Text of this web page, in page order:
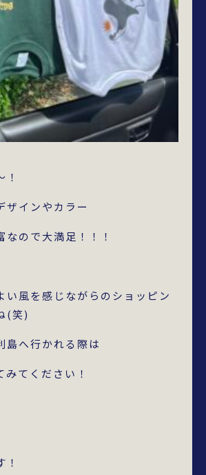
ザインやカラー
なので大満足！！！
い風を感じながらのショッピン
(笑)
島へ行かれる際は
てください！